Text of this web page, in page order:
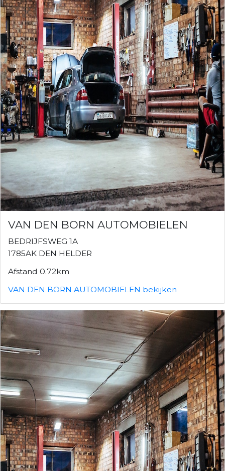
VAN DEN BORN AUTOMOBIELEN
BEDRIJFSWEG 1A
1785AK DEN HELDER
Afstand 0.72km
VAN DEN BORN AUTOMOBIELEN bekijken